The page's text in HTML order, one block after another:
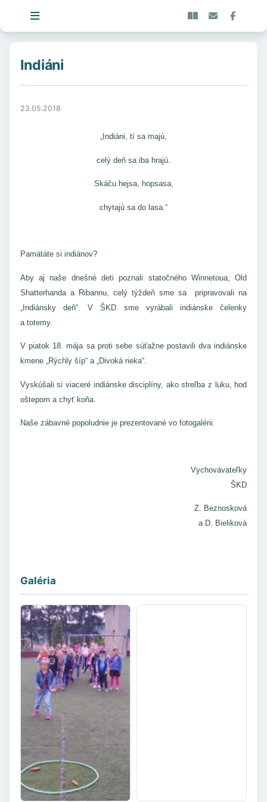
Indiáni
23.05.2018
„Indiáni, tí sa majú,
celý deň sa iba hrajú.
Skáču hejsa, hopsasa,
chytajú sa do lasa.“
Pamätáte si indiánov?
Aby aj naše dnešné deti poznali statočného Winnetoua, Old
Shatterhanda a Ribannu, celý týždeň sme sa pripravovali na
„Indiánsky deň“. V ŠKD sme vyrábali indiánske čelenky
a totemy.
V piatok 18. mája sa proti sebe súťažne postavili dva indiánske
kmene „Rýchly šíp“ a „Divoká rieka“.
Vyskúšali si viaceré indiánske disciplíny, ako streľba z luku, hod
oštepom a chyť koňa.
Naše zábavné popoludnie je prezentované vo fotogalérii.
Vychovávateľky
ŠKD
Z. Beznosková
a D. Bieliková
Galéria